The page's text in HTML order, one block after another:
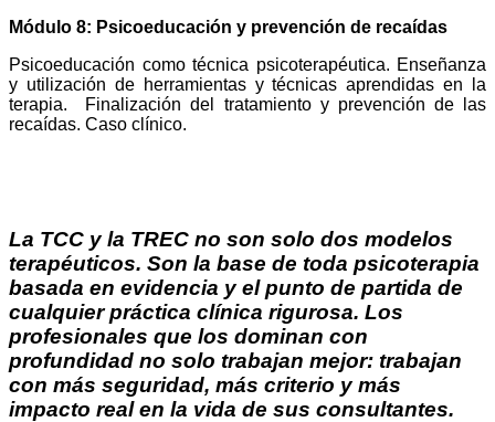
Módulo 8: Psicoeducación y prevención de recaídas
Psicoeducación como técnica psicoterapéutica. Enseñanza
y utilización de herramientas y técnicas aprendidas en la
terapia. Finalización del tratamiento y prevención de las
recaídas. Caso clínico.
La TCC y la TREC no son solo dos modelos
terapéuticos. Son la base de toda psicoterapia
basada en evidencia y el punto de partida de
cualquier práctica clínica rigurosa. Los
profesionales que los dominan con
profundidad no solo trabajan mejor: trabajan
con más seguridad, más criterio y más
impacto real en la vida de sus consultantes.